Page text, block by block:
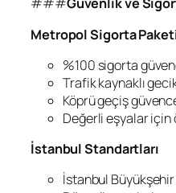
###Güvenlik ve
Metropol Sigorta
%100 sigorta
Trafik kaynaklı
Köprü geçiş
Değerli eşyalar için
İstanbul Standartları
İstanbul